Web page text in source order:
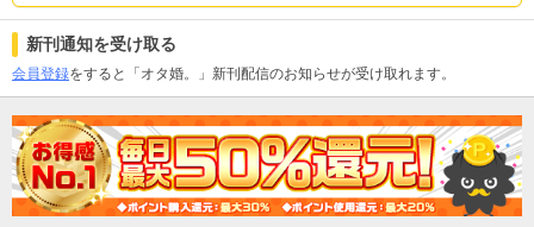
新刊通知を受け取る
会員登録をすると「オタ婚。」新刊配信のお知らせが受け取れます。